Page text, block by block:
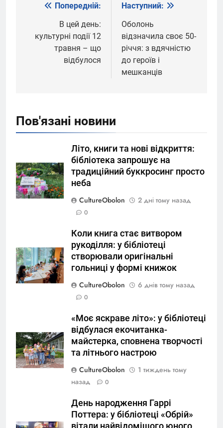
Навігація
записів
Попередній:
В цей день:
культурні події 12
травня – що
відбулося
Наступний:
Оболонь
відзначила своє 50-
річчя: з вдячністю
до героїв і
мешканців
Пов'язані новини
Літо, книги та нові відкриття:
бібліотека запрошує на
традиційний буккросинг просто
неба
CultureObolon
2 дні тому назад
0
Коли книга стає витвором
рукоділля: у бібліотеці
створювали оригінальні
гольниці у формі книжок
CultureObolon
6 днів тому назад
0
«Моє яскраве літо»: у бібліотеці
відбулася екочитанка-
майстерка, сповнена творчості
та літнього настрою
CultureObolon
1 тиждень тому
назад
0
День народження Гаррі
Поттера: у бібліотеці «Обрій»
вітали найвідомішого юного